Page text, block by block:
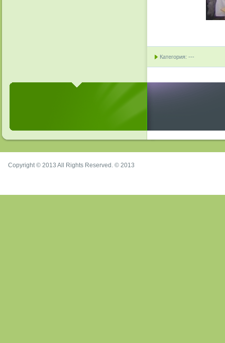
Категория: ---
Copyright © 2013 All Rights Reserved. © 2013